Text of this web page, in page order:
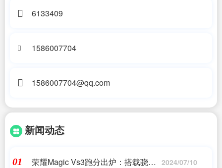
6133409
1586007704
1586007704@qq.com
新闻动态
01
荣耀Magic Vs3跑分出炉：搭载骁龙8
2024/07/10